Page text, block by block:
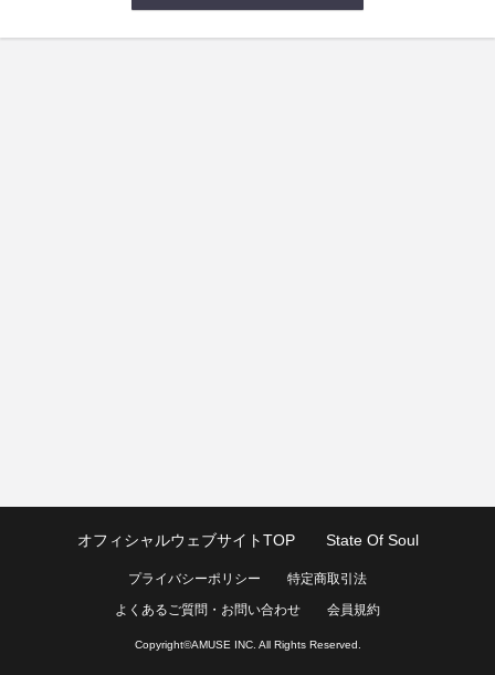
オフィシャルウェブサイトTOP State Of Soul
プライバシーポリシー
特定商取引法
よくあるご質問・お問い合わせ
会員規約
Copyright©AMUSE INC. All Rights Reserved.